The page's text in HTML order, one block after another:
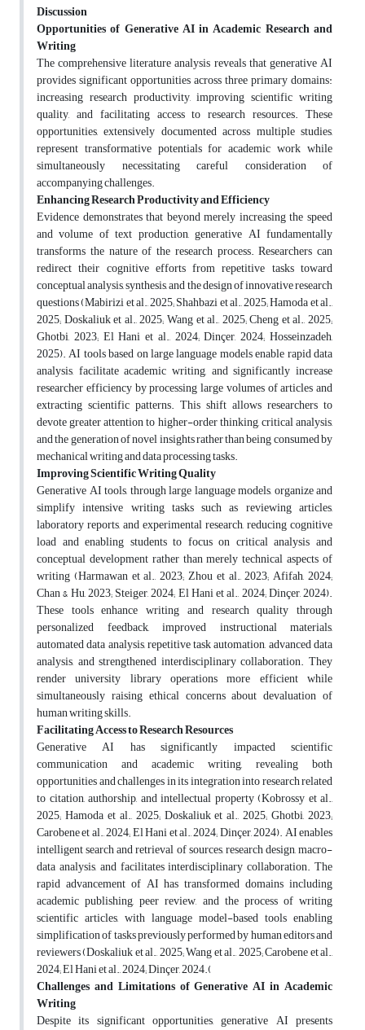
Discussion
Opportunities of Generative AI in Academic Research and
Writing
The comprehensive literature analysis reveals that generative AI
provides significant opportunities across three primary domains:
increasing research productivity, improving scientific writing
quality, and facilitating access to research resources. These
opportunities, extensively documented across multiple studies,
represent transformative potentials for academic work while
simultaneously necessitating careful consideration of
accompanying challenges.
Enhancing Research Productivity and Efficiency
Evidence demonstrates that beyond merely increasing the speed
and volume of text production, generative AI fundamentally
transforms the nature of the research process. Researchers can
redirect their cognitive efforts from repetitive tasks toward
conceptual analysis, synthesis, and the design of innovative research
questions (Mabirizi et al., 2025; Shahbazi et al., 2025; Hamoda et al.,
2025; Doskaliuk et al., 2025; Wang et al., 2025; Cheng et al., 2025;
Ghotbi, 2023; El Hani et al., 2024; Dinçer, 2024; Hosseinzadeh,
2025). AI tools based on large language models enable rapid data
analysis, facilitate academic writing, and significantly increase
researcher efficiency by processing large volumes of articles and
extracting scientific patterns. This shift allows researchers to
devote greater attention to higher-order thinking, critical analysis,
and the generation of novel insights rather than being consumed by
mechanical writing and data processing tasks.
Improving Scientific Writing Quality
Generative AI tools, through large language models, organize and
simplify intensive writing tasks such as reviewing articles,
laboratory reports, and experimental research, reducing cognitive
load and enabling students to focus on critical analysis and
conceptual development rather than merely technical aspects of
writing (Harmawan et al., 2023; Zhou et al., 2023; Afifah, 2024;
Chan & Hu, 2023; Steiger, 2024; El Hani et al., 2024; Dinçer, 2024).
These tools enhance writing and research quality through
personalized feedback, improved instructional materials,
automated data analysis, repetitive task automation, advanced data
analysis, and strengthened interdisciplinary collaboration. They
render university library operations more efficient while
simultaneously raising ethical concerns about devaluation of
human writing skills.
Facilitating Access to Research Resources
Generative AI has significantly impacted scientific
communication and academic writing, revealing both
opportunities and challenges in its integration into research related
to citation, authorship, and intellectual property (Kobrossy et al.,
2025; Hamoda et al., 2025; Doskaliuk et al., 2025; Ghotbi, 2023;
Carobene et al., 2024; El Hani et al., 2024; Dinçer, 2024). AI enables
intelligent search and retrieval of sources, research design, macro-
data analysis, and facilitates interdisciplinary collaboration. The
rapid advancement of AI has transformed domains including
academic publishing, peer review, and the process of writing
scientific articles, with language model-based tools enabling
simplification of tasks previously performed by human editors and
reviewers (Doskaliuk et al., 2025; Wang et al., 2025; Carobene et al.,
2024; El Hani et al., 2024; Dinçer, 2024).
Challenges and Limitations of Generative AI in Academic
Writing
Despite its significant opportunities, generative AI presents